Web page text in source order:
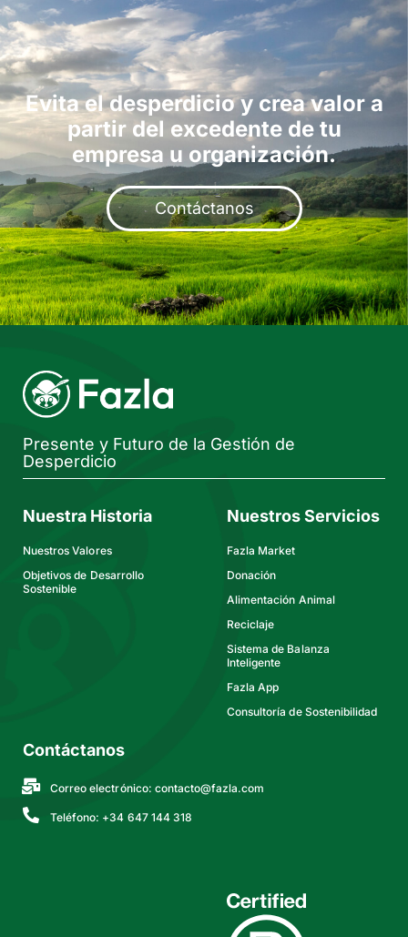
Evita el desperdicio y crea valor a
partir del excedente de tu
empresa u organización​.
Contáctanos
Presente y Futuro de la Gestión de
Desperdicio
Nuestra Historia
Nuestros Valores
Objetivos de Desarrollo
Sostenible
Nuestros Servicios
Fazla Market
Donación
Alimentación Animal
Reciclaje
Sistema de Balanza
Inteligente
Fazla App
Consultoría de Sostenibilidad
Contáctanos
Correo electrónico: contacto@fazla.com
Teléfono: +34 647 144 318